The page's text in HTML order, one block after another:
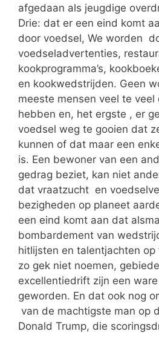
afgedaan als jeugdige
Drie: dat er een eind komt
door voedsel, We worden
voedseladvertenties,
kookprogramma’s,
en kookwedstrijden. Geen
meeste mensen veel te
hebben en, het ergste , er
voedsel weg te gooien dat
kunnen of dat maar een
is. Een bewoner van een
gedrag beziet, kan niet
dat vraatzucht en
bezigheden op planeet
een eind komt aan dat
bombardement van
hitlijsten en talentjachten
zo gek niet noemen,
excellentiedrift zijn een
geworden. En dat ook nog
van de machtigste man op
Donald Trump, die